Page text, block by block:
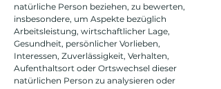
natürliche Person beziehen, zu bewerten,
insbesondere, um Aspekte bezüglich
Arbeitsleistung, wirtschaftlicher Lage,
Gesundheit, persönlicher Vorlieben,
Interessen, Zuverlässigkeit, Verhalten,
Aufenthaltsort oder Ortswechsel dieser
natürlichen Person zu analysieren oder